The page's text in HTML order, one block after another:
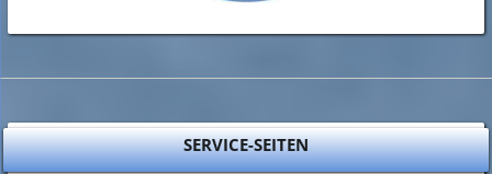
SERVICE-SEITEN